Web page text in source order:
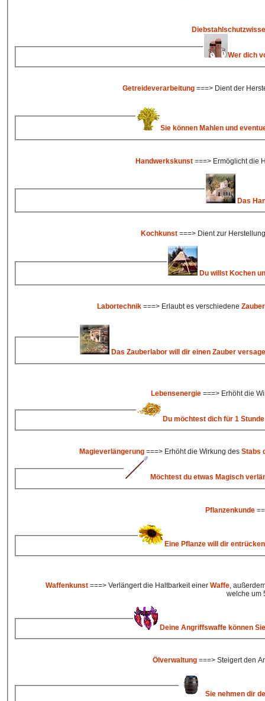
Wer dich
Getreideverarbeitung ===> Dient der
Sie können Mahlen und
Handwerkskunst===> Ermöglicht die
Das
Kochkunst===> Dient zur
Du willst Kochen
Labortechnik ===> Erlaubt es verschiedene Zauber
Das Zauberlabor will dir einen Zauber
Lebensenergie===> Erhöht die
Du möchtest dich für 1
Magieverlängerung ===> Erhöht die Wirkung des Stabs
Möchtest du etwas Magisch
Pflanzenkunde
Eine Pflanze will dir
Waffenkunst ===> Verlängert die Haltbarkeit einer Waffe ,
welche um
Deine Angriffswaffe können
Ölverwaltung===> Steigert den
Sie nehmen dir